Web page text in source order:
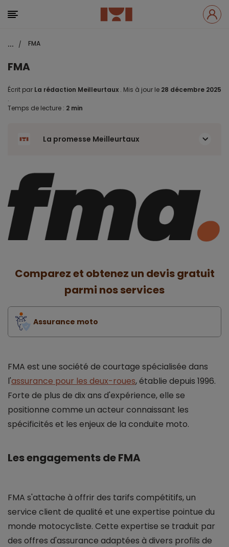
... / FMA
FMA
Écrit par La rédaction Meilleurtaux . Mis à jour le 28 décembre 2025
.
Temps de lecture : 2 min
La promesse Meilleurtaux
Comparez et obtenez un devis gratuit
parmi nos services
Assurance moto
FMA est une société de courtage spécialisée dans
l'assurance pour les deux-roues, établie depuis 1996.
Forte de plus de dix ans d'expérience, elle se
positionne comme un acteur connaissant les
spécificités et les enjeux de la conduite moto.
Les engagements de FMA
FMA s'attache à offrir des tarifs compétitifs, un
service client de qualité et une expertise pointue du
monde motocycliste. Cette expertise se traduit par
des offres d'assurance adaptées à divers profils de